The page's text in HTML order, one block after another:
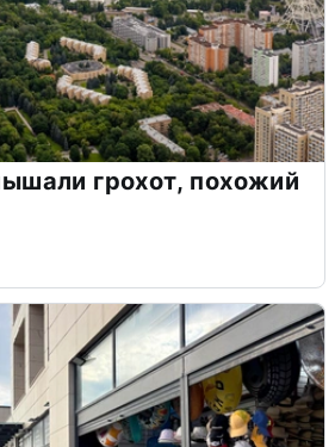
грохот, похожий